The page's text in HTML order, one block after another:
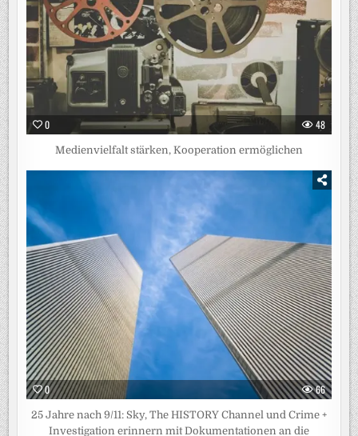
0 48
Medienvielfalt stärken, Kooperation ermöglichen
0 66
25 Jahre nach 9/11: Sky, The HISTORY Channel und Crime +
Investigation erinnern mit Dokumentationen an die